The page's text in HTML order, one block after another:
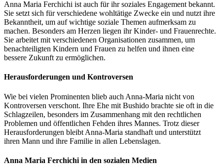
Anna Maria Ferchichi ist auch für ihr soziales Engagement bekannt.
Sie setzt sich für verschiedene wohltätige Zwecke ein und nutzt ihre
Bekanntheit, um auf wichtige soziale Themen aufmerksam zu
machen. Besonders am Herzen liegen ihr Kinder- und Frauenrechte.
Sie arbeitet mit verschiedenen Organisationen zusammen, um
benachteiligten Kindern und Frauen zu helfen und ihnen eine
bessere Zukunft zu ermöglichen.
Herausforderungen und Kontroversen
Wie bei vielen Prominenten blieb auch Anna-Maria nicht von
Kontroversen verschont. Ihre Ehe mit Bushido brachte sie oft in die
Schlagzeilen, besonders im Zusammenhang mit den rechtlichen
Problemen und öffentlichen Fehden ihres Mannes. Trotz dieser
Herausforderungen bleibt Anna-Maria standhaft und unterstützt
ihren Mann und ihre Familie in allen Lebenslagen.
Anna Maria Ferchichi in den sozialen Medien